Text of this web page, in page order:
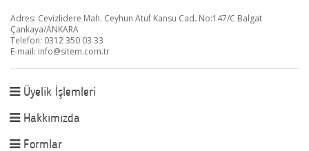
Adres: Cevizlidere Mah. Ceyhun Atuf Kansu Cad. No:147/C Balgat
Çankaya/ANKARA
Telefon: 0312 350 03 33
E-mail: info@sitem.com.tr
Üyelik İşlemleri
Hakkımızda
Formlar